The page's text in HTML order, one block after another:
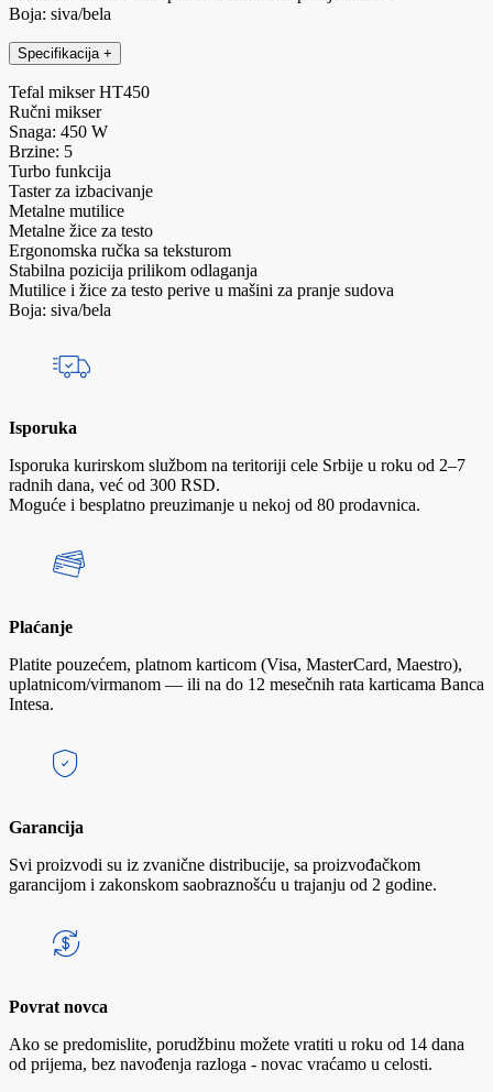
Boja: siva/bela
Specifikacija +
Tefal mikser HT450
Ručni mikser
Snaga: 450 W
Brzine: 5
Turbo funkcija
Taster za izbacivanje
Metalne mutilice
Metalne žice za testo
Ergonomska ručka sa teksturom
Stabilna pozicija prilikom odlaganja
Mutilice i žice za testo perive u mašini za pranje sudova
Boja: siva/bela
Isporuka
Isporuka kurirskom službom na teritoriji cele Srbije u roku od 2–7
radnih dana, već od 300 RSD.
Moguće i besplatno preuzimanje u nekoj od 80 prodavnica.
Plaćanje
Platite pouzećem, platnom karticom (Visa, MasterCard, Maestro),
uplatnicom/virmanom — ili na do 12 mesečnih rata karticama Banca
Intesa.
Garancija
Svi proizvodi su iz zvanične distribucije, sa proizvođačkom
garancijom i zakonskom saobraznošću u trajanju od 2 godine.
Povrat novca
Ako se predomislite, porudžbinu možete vratiti u roku od 14 dana
od prijema, bez navođenja razloga - novac vraćamo u celosti.